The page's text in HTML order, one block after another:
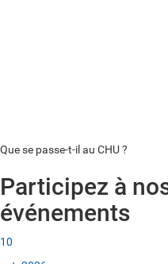
Que se passe-t-il au CHU ?
Participez à
événements
10